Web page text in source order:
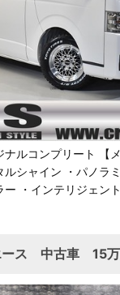
ナルコンプリート 【
シャイン ・パノラ
・インテリジェン
ス 中古車 15